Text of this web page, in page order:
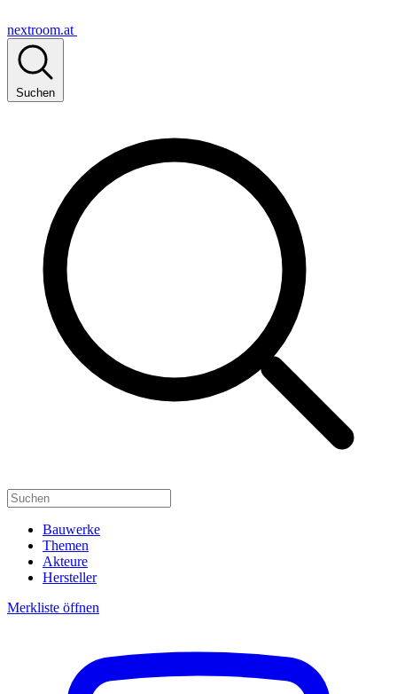
nextroom.at
Suchen
Bauwerke
Themen
Akteure
Hersteller
Merkliste öffnen